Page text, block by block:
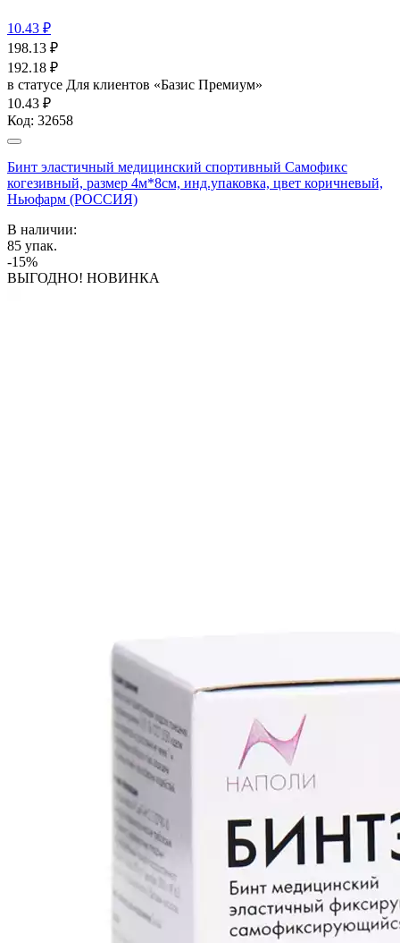
10.43 ₽
198.13 ₽
192.18 ₽
в статусе Для клиентов «Базис Премиум»
10.43 ₽
Код: 32658
Бинт эластичный медицинский спортивный Самофикс
когезивный, размер 4м*8см, инд.упаковка, цвет коричневый,
Ньюфарм (РОССИЯ)
В наличии:
85 упак.
-15%
ВЫГОДНО! НОВИНКА